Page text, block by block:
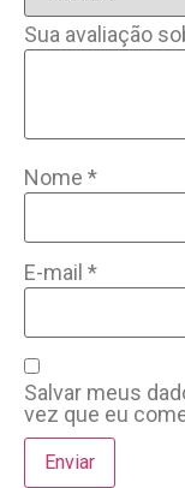
Sua avaliação
Nome *
E-mail *
Salvar meus
vez que eu